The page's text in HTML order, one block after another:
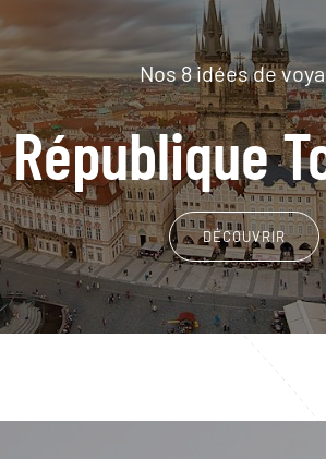
Nos 8 idées de
République
DÉCOUVRIR